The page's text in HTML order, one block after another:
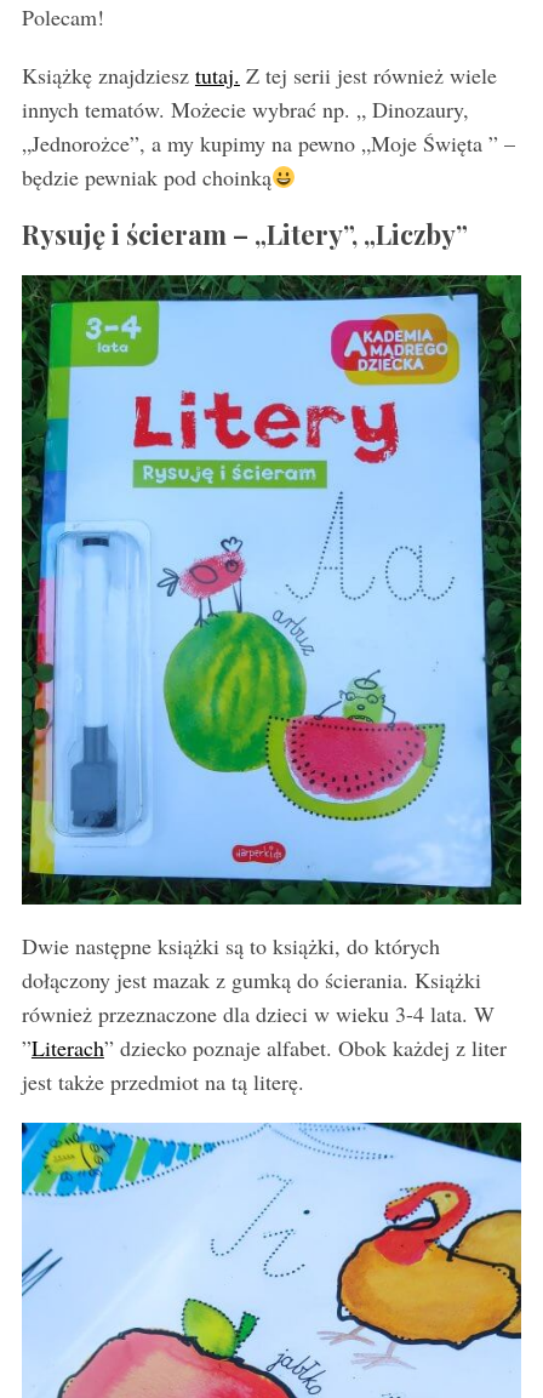
Polecam!
Książkę znajdziesz tutaj. Z tej serii jest również wiele
innych tematów. Możecie wybrać np. „ Dinozaury,
„Jednorożce”, a my kupimy na pewno „Moje Święta ” –
będzie pewniak pod choinką
Rysuję i ścieram – „Litery”, „Liczby”
Dwie następne książki są to książki, do których
dołączony jest mazak z gumką do ścierania. Książki
również przeznaczone dla dzieci w wieku 3-4 lata. W
”Literach” dziecko poznaje alfabet. Obok każdej z liter
jest także przedmiot na tą literę.